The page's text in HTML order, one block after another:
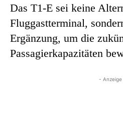
Das T1-E sei keine
Fluggastterminal,
Ergänzung, um die
Passagierkapazitäten
- Anzeige